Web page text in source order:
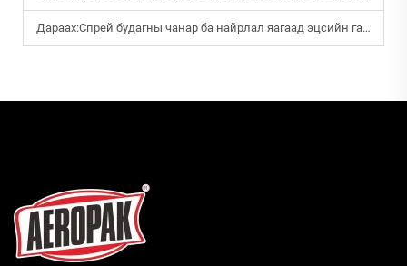
Дараах:Спрей будагны чанар ба найрлал яагаад эцсийн гадаргуугийн төрхтүүрт нөлөөлдөг вэ?